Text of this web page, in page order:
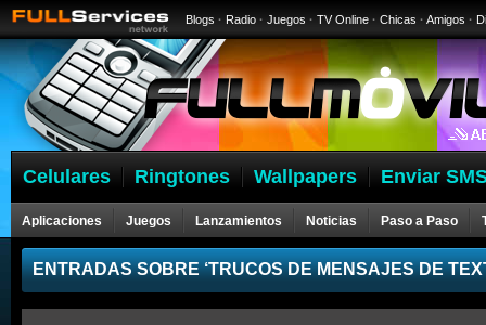
Blogs · Radio · Juegos · TV Online · Chicas · Amigos ·
Celulares Ringtones Wallpapers Enviar
Aplicaciones Juegos Lanzamientos Noticias Paso a Paso
ENTRADAS SOBRE ‘TRUCOS DE MENSAJES DE